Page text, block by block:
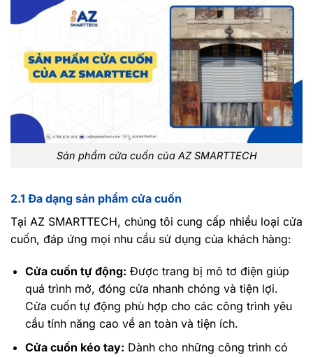
Sản phẩm cửa cuốn của AZ SMARTTECH
2.1 Đa dạng sản phẩm cửa cuốn
Tại AZ SMARTTECH, chúng tôi cung cấp nhiều loại cửa
cuốn, đáp ứng mọi nhu cầu sử dụng của khách hàng:
Cửa cuốn tự động: Được trang bị mô tơ điện giúp
quá trình mở, đóng cửa nhanh chóng và tiện lợi.
Cửa cuốn tự động phù hợp cho các công trình yêu
cầu tính năng cao về an toàn và tiện ích.
Cửa cuốn kéo tay: Dành cho những công trình có